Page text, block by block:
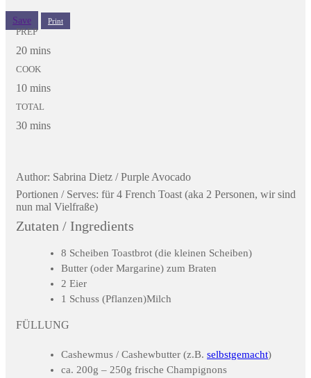
Save Print
PREP
20 mins
COOK
10 mins
TOTAL
30 mins
Author: Sabrina Dietz / Purple Avocado
Portionen / Serves: für 4 French Toast (aka 2 Personen, wir sind
nun mal Vielfraße)
Zutaten / Ingredients
8 Scheiben Toastbrot (die kleinen Scheiben)
Butter (oder Margarine) zum Braten
2 Eier
1 Schuss (Pflanzen)Milch
FÜLLUNG
Cashewmus / Cashewbutter (z.B. selbstgemacht)
ca. 200g – 250g frische Champignons